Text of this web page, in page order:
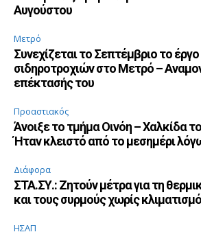
Αυγούστου
Μετρό
Συνεχίζεται το Σεπτέμβριο το
σιδηροτροχιών στο Μετρό –
επέκτασής του
Προαστιακός
Άνοιξε το τμήμα Οινόη – Χαλκίδα
Ήταν κλειστό από το μεσημέρι
Διάφορα
ΣΤΑ.ΣΥ.: Ζητούν μέτρα για τη
και τους συρμούς χωρίς κλιματισμό
ΗΣΑΠ